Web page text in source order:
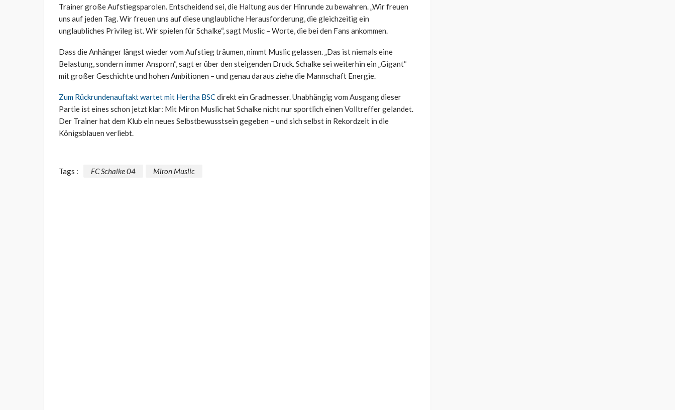
Trainer große Aufstiegsparolen. Entscheidend sei, die Haltung aus der Hinrunde zu bewahren. „Wir freuen
uns auf jeden Tag. Wir freuen uns auf diese unglaubliche Herausforderung, die gleichzeitig ein
unglaubliches Privileg ist. Wir spielen für Schalke“, sagt Muslic – Worte, die bei den Fans ankommen.
Dass die Anhänger längst wieder vom Aufstieg träumen, nimmt Muslic gelassen. „Das ist niemals eine
Belastung, sondern immer Ansporn“, sagt er über den steigenden Druck. Schalke sei weiterhin ein „Gigant“
mit großer Geschichte und hohen Ambitionen – und genau daraus ziehe die Mannschaft Energie.
Zum Rückrundenauftakt wartet mit Hertha BSCdirekt ein Gradmesser. Unabhängig vom Ausgang dieser
Partie ist eines schon jetzt klar: Mit Miron Muslic hat Schalke nicht nur sportlich einen Volltreffer gelandet.
Der Trainer hat dem Klub ein neues Selbstbewusstsein gegeben – und sich selbst in Rekordzeit in die
Königsblauen verliebt.
Tags : FC Schalke 04 Miron Muslic